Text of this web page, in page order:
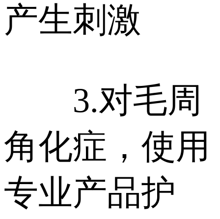
产生刺激
3.对毛周
角化症，使用
专业产品护